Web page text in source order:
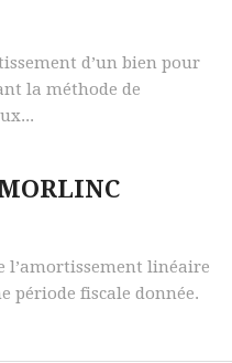
d’un bien pour
la méthode de
l’amortissement linéaire
période fiscale donnée.